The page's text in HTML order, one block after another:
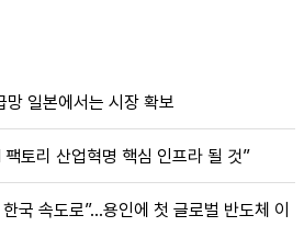
망 일본에서는 시장 확보
토리 산업혁명 핵심 인프라 될 것”
국 속도로”…용인에 첫 글로벌 반도체 이